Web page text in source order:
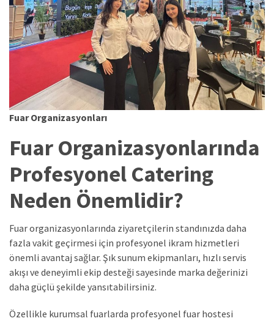
Fuar Organizasyonları
Fuar Organizasyonlarında
Profesyonel Catering
Neden Önemlidir?
Fuar organizasyonlarında ziyaretçilerin standınızda daha
fazla vakit geçirmesi için profesyonel ikram hizmetleri
önemli avantaj sağlar. Şık sunum ekipmanları, hızlı servis
akışı ve deneyimli ekip desteği sayesinde marka değerinizi
daha güçlü şekilde yansıtabilirsiniz.
Özellikle kurumsal fuarlarda profesyonel fuar hostesi